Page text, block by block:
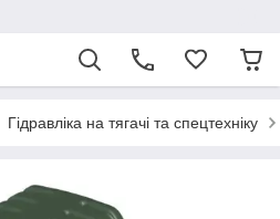
Гідравліка на тягачі та спецтехніку